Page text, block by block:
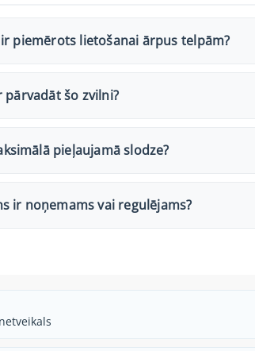
piemērots lietošanai ārpus telpām?
pārvadāt šo zvilni?
pieļaujamā slodze?
ir noņemams vai regulējams?